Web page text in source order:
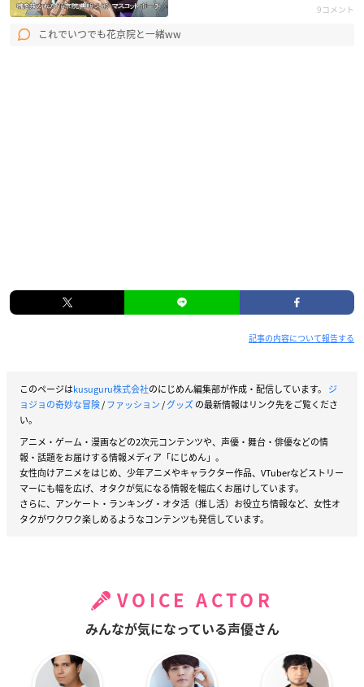
9コメント
これでいつでも花京院と一緒ww
記事の内容について報告する
このページはkusuguru株式会社のにじめん編集部が作成・配信しています。 ジ
ョジョの奇妙な冒険/ファッション/グッズの最新情報はリンク先をご覧くださ
い。
アニメ・ゲーム・漫画などの2次元コンテンツや、声優・舞台・俳優などの情
報・話題をお届けする情報メディア「にじめん」。
女性向けアニメをはじめ、少年アニメやキャラクター作品、VTuberなどストリー
マーにも幅を広げ、オタクが気になる情報を幅広くお届けしています。
さらに、アンケート・ランキング・オタ活（推し活）お役立ち情報など、女性オ
タクがワクワク楽しめるようなコンテンツも発信しています。
VOICE ACTOR
みんなが気になっている声優さん